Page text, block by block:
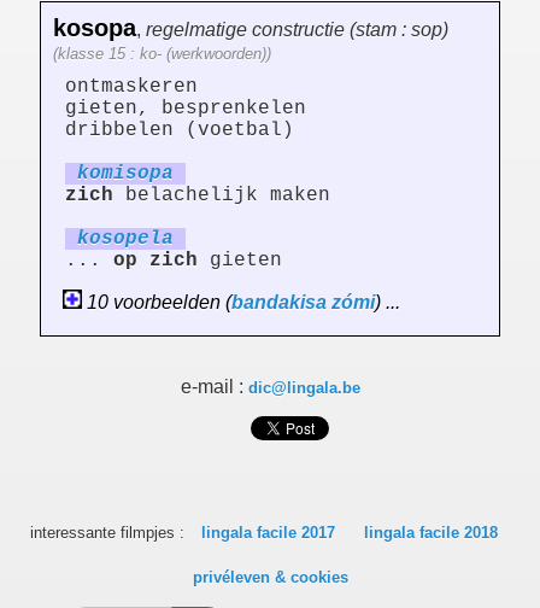
kosopa, regelmatige constructie (stam : sop)
(klasse 15 : ko- (werkwoorden))
ontmaskeren
gieten, besprenkelen
dribbelen (voetbal)
komisopa
zich belachelijk maken
kosopela
... op zich gieten
10 voorbeelden (bandakisa zómi) ...
e-mail : dic@lingala.be
interessante filmpjes : lingala facile 2017 lingala facile 2018
privéleven & cookies